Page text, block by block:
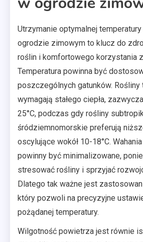
Utrzymanie optymalnej
ogrodzie zimowym to klucz do
roślin i komfortowego korzystania
Temperatura powinna być
poszczególnych gatunków. Rośliny
wymagają stałego ciepła,
25°C, podczas gdy rośliny
śródziemnomorskie preferują
oscylujące wokół 10-18°C.
powinny być minimalizowane,
stresować rośliny i sprzyjać
Dlatego tak ważne jest
który pozwoli na precyzyjne
pożądanej temperatury.
Wilgotność powietrza jest równie